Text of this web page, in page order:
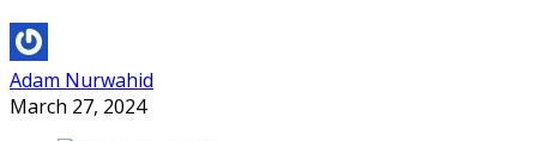
Adam Nurwahid
March 27, 2024